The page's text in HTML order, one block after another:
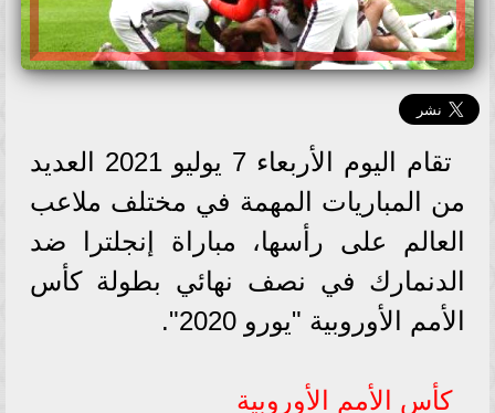
تقام اليوم الأربعاء 7 يوليو 2021 العديد
من المباريات المهمة في مختلف ملاعب
العالم على رأسها، مباراة إنجلترا ضد
الدنمارك في نصف نهائي بطولة كأس
الأمم الأوروبية "يورو 2020".
كأس الأمم الأوروبية